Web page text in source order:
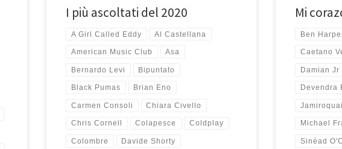
I più ascoltati del 2020
A Girl Called Eddy Al Castellana
American Music Club Asa
Bernardo Levi Bipuntato
Black Pumas Brian Eno
Carmen Consoli Chiara Civello
Chris Cornell Colapesce Coldplay
Colombre Davide Shorty
Mi
Ben
Caetano
Damian Jr
Devendra
Jamiroquai
Michael
Sinéad